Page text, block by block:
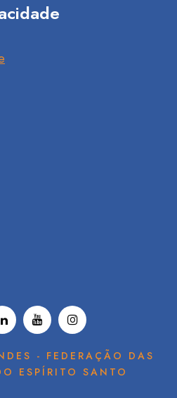
- FEDERAÇÃO DAS
ESPÍRITO SANTO